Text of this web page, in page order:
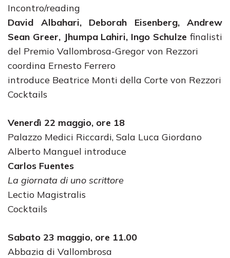
Incontro/reading
David Albahari, Deborah Eisenberg, Andrew
Sean Greer, Jhumpa Lahiri, Ingo Schulze finalisti
del Premio Vallombrosa-Gregor von Rezzori
coordina Ernesto Ferrero
introduce Beatrice Monti della Corte von Rezzori
Cocktails
Venerdì 22 maggio, ore 18
Palazzo Medici Riccardi, Sala Luca Giordano
Alberto Manguel introduce
Carlos Fuentes
La giornata di uno scrittore
Lectio Magistralis
Cocktails
Sabato 23 maggio, ore 11.00
Abbazia di Vallombrosa